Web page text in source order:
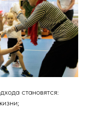
становятся: